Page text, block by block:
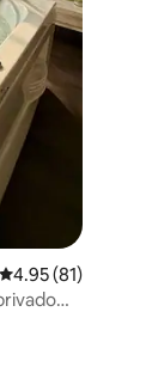
Calificación
4.95 (81)